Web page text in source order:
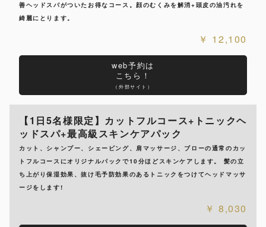
善ヘッドスパがついたお得なコース。顔のむくみを解消+頭皮の油汚れを
綺麗にとります。
12,100
web予約は
こちら！
（外部サイト）
【1日5名様限定】カットフルコース+トニックヘ
ッドスパ+最高級スキンケアパック
カット、シャンプー、シェービング、肩マッサージ、ブローの通常のカッ
トフルコースにオリジナルパックで10分ほどスキンケアします。 髪の立
ち上がり保湿効果、抜け毛予防効果のあるトニックをつけてヘッドマッサ
ージをします!
8,030